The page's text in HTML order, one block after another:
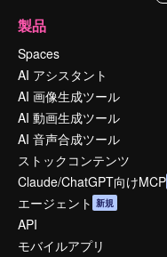
製品
Spaces
AI アシスタント
AI 画像生成ツール
AI 動画生成ツール
AI 音声合成ツール
ストックコンテンツ
Claude/ChatGPT向けMCP
エージェント 新規
API
モバイルアプリ